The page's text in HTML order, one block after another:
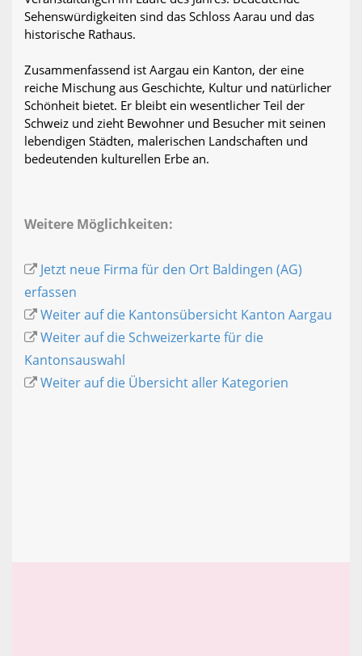
Sehenswürdigkeiten sind das Schloss Aarau und das
historische Rathaus.
Zusammenfassend ist Aargau ein Kanton, der eine
reiche Mischung aus Geschichte, Kultur und natürlicher
Schönheit bietet. Er bleibt ein wesentlicher Teil der
Schweiz und zieht Bewohner und Besucher mit seinen
lebendigen Städten, malerischen Landschaften und
bedeutenden kulturellen Erbe an.
Weitere Möglichkeiten:
Jetzt neue Firma für den Ort Baldingen (AG)
erfassen
Weiter auf die Kantonsübersicht Kanton Aargau
Weiter auf die Schweizerkarte für die
Kantonsauswahl
Weiter auf die Übersicht aller Kategorien